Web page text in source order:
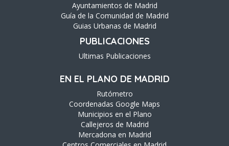
Ayuntamientos de Madrid
Guía de la Comunidad de Madrid
Guias Urbanas de Madrid
PUBLICACIONES
Ultimas Publicaciones
EN EL PLANO DE MADRID
Rutómetro
Coordenadas Google Maps
Municipios en el Plano
Callejeros de Madrid
Mercadona en Madrid